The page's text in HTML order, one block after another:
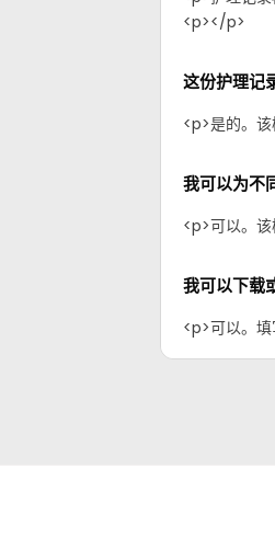
<p>‍</p>
这份护理记
<p>是的。
我可以为不
<p>可以。
我可以下载
<p>可以。